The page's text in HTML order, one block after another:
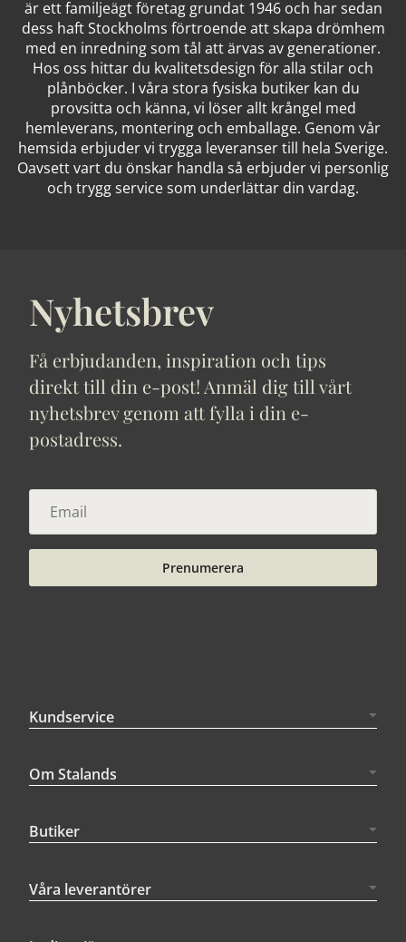
är ett familjeägt företag grundat 1946 och har sedan
dess haft Stockholms förtroende att skapa drömhem
med en inredning som tål att ärvas av generationer.
Hos oss hittar du kvalitetsdesign för alla stilar och
plånböcker. I våra stora fysiska butiker kan du
provsitta och känna, vi löser allt krångel med
hemleverans, montering och emballage. Genom vår
hemsida erbjuder vi trygga leveranser till hela Sverige.
Oavsett vart du önskar handla så erbjuder vi personlig
och trygg service som underlättar din vardag.
Nyhetsbrev
Få erbjudanden, inspiration och tips
direkt till din e-post! Anmäl dig till vårt
nyhetsbrev genom att fylla i din e-
postadress.
Prenumerera
Kundservice
Om Stalands
Butiker
Våra leverantörer